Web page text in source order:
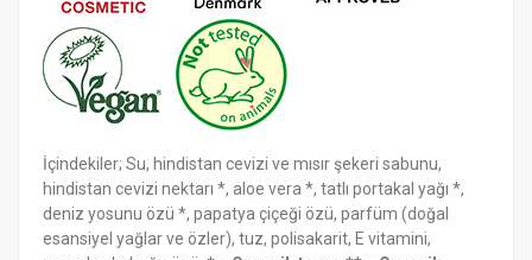
İçindekiler; Su, hindistan cevizi ve mısır şekeri sabunu,
hindistan cevizi nektarı *, aloe vera *, tatlı portakal yağı *,
deniz yosunu özü *, papatya çiçeği özü, parfüm (doğal
esansiyel yağlar ve özler), tuz, polisakarit, E vitamini,